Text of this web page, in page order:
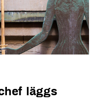
läggs